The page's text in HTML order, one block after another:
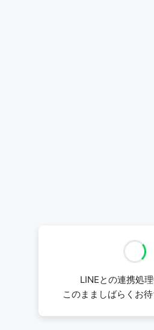
LINEとの連携処理
このまましばらくお待